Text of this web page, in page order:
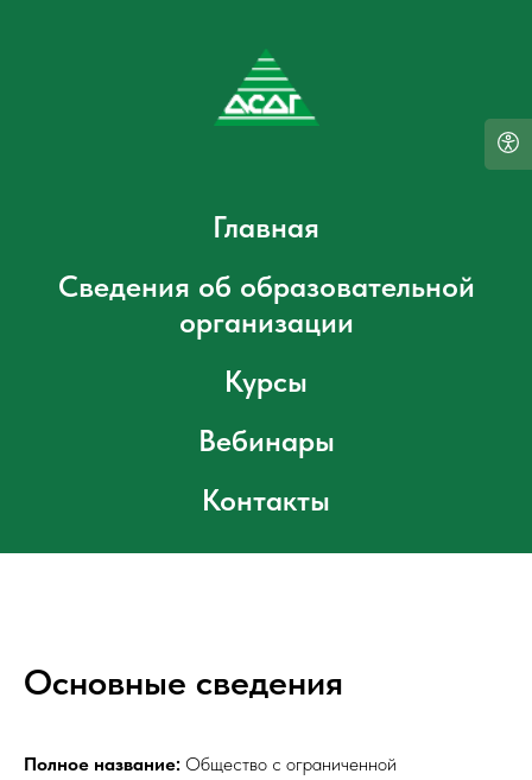
Главная
Сведения об образовательной
организации
Курсы
Вебинары
Контакты
Основные сведения
Полное название: Общество с ограниченной